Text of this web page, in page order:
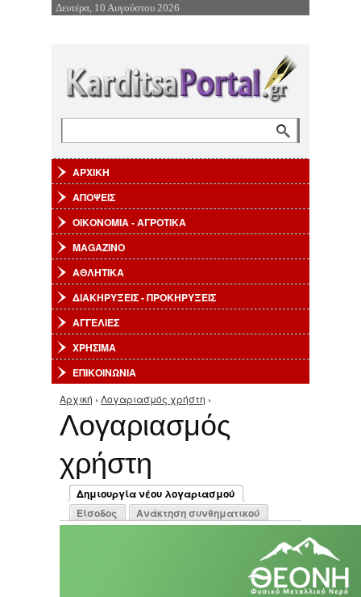
Επιστροφή στην Πλοήγηση
Δευτέρα, 10 Αυγούστου 2026
ΑΡΧΙΚΗ
ΑΠΟΨΕΙΣ
ΟΙΚΟΝΟΜΙΑ - ΑΓΡΟΤΙΚΑ
MAGAZINO
ΑΘΛΗΤΙΚΑ
ΔΙΑΚΗΡΥΞΕΙΣ - ΠΡΟΚΗΡΥΞΕΙΣ
ΑΓΓΕΛΙΕΣ
ΧΡΗΣΙΜΑ
ΕΠΙΚΟΙΝΩΝΙΑ
Είστε εδώ
Αρχική › Λογαριασμός χρήστη ›
Λογαριασμός
χρήστη
Πρωτεύουσες καρτέλες
Δημιουργία νέου λογαριασμού
(ενεργή καρτέλα)
Είσοδος Ανάκτηση συνθηματικού